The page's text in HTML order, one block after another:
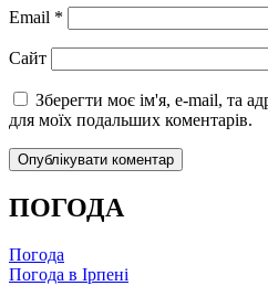
Email *
Сайт
Зберегти моє ім'я, e-mail, та
для моїх подальших коментарів.
ПОГОДА
Погода
Погода в Ірпені